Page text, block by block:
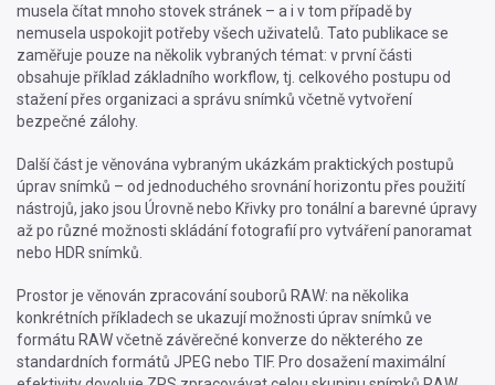
musela čítat mnoho stovek stránek – a i v tom případě by
nemusela uspokojit potřeby všech uživatelů. Tato publikace se
zaměřuje pouze na několik vybraných témat: v první části
obsahuje příklad základního workflow, tj. celkového postupu od
stažení přes organizaci a správu snímků včetně vytvoření
bezpečné zálohy.
Další část je věnována vybraným ukázkám praktických postupů
úprav snímků – od jednoduchého srovnání horizontu přes použití
nástrojů, jako jsou Úrovně nebo Křivky pro tonální a barevné úpravy
až po různé možnosti skládání fotografií pro vytváření panoramat
nebo HDR snímků.
Prostor je věnován zpracování souborů RAW: na několika
konkrétních příkladech se ukazují možnosti úprav snímků ve
formátu RAW včetně závěrečné konverze do některého ze
standardních formátů JPEG nebo TIF. Pro dosažení maximální